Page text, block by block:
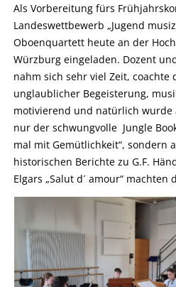
Als Vorbereitung fürs
Landeswettbewerb „Jugend
Oboenquartett heute an der
Würzburg eingeladen. Dozent
nahm sich sehr viel Zeit, coachte
unglaublicher Begeisterung,
motivierend und natürlich wurde
nur der schwungvolle Jungle
mal mit Gemütlichkeit“, sondern
historischen Berichte zu G.F.
Elgars „Salut d´ amour“